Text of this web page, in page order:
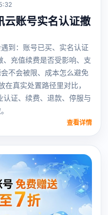
云账号实名认证撤
到：账号已买、实名认证
充值续费是否受影响、支
不会被限、成本怎么避免
在真实处置路径里对比，
证、续费、退款、停服与
查看详情